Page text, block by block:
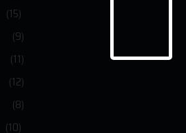
(15)
(9)
(11)
(12)
(8)
(10)